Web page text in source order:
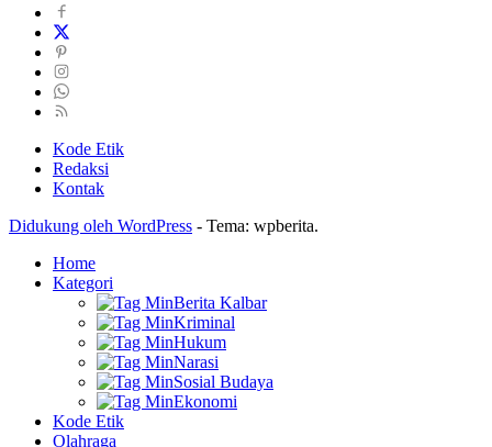
Kode Etik
Redaksi
Kontak
Didukung oleh WordPress - Tema: wpberita.
Home
Kategori
Berita Kalbar
Kriminal
Hukum
Narasi
Sosial Budaya
Ekonomi
Kode Etik
Olahraga